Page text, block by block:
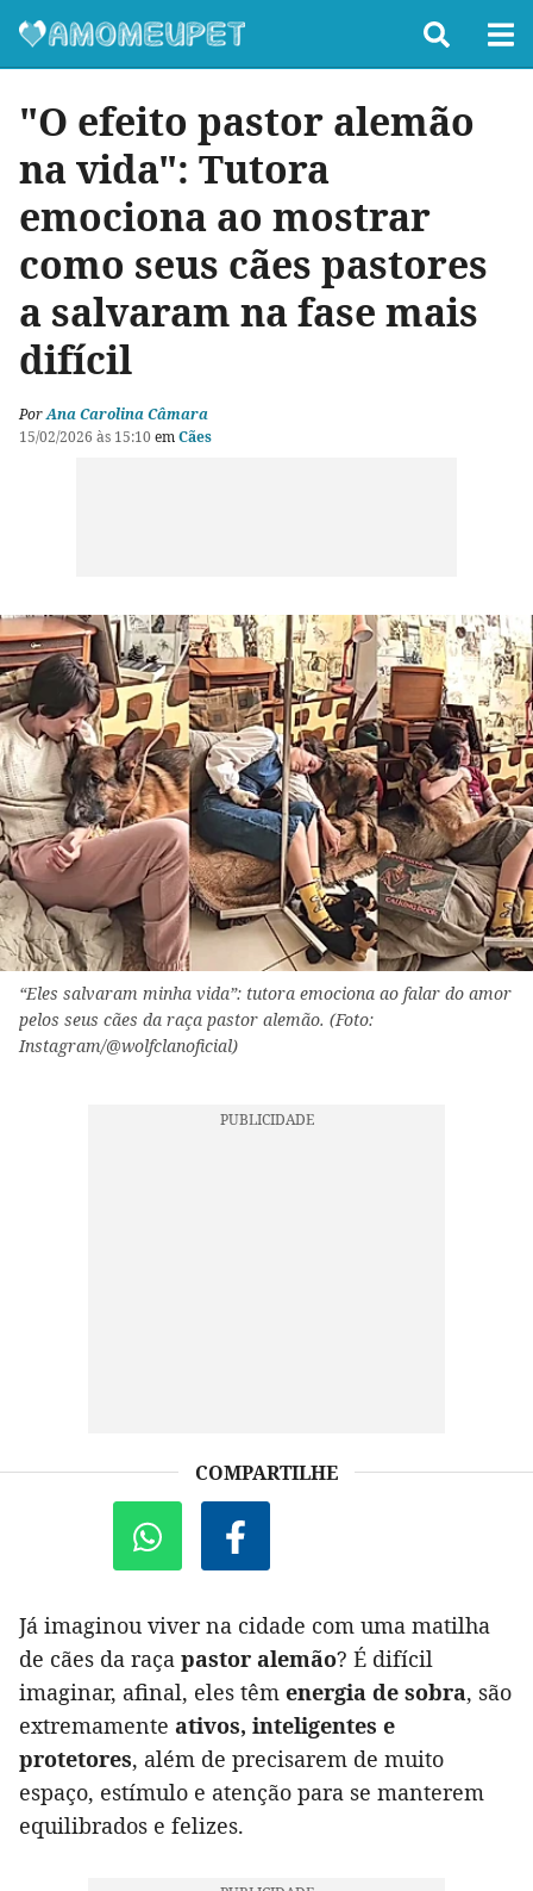
"O efeito pastor alemão
na vida": Tutora
emociona ao mostrar
como seus cães pastores
a salvaram na fase mais
difícil
PorAna Carolina Câmara
15/02/2026 às 15:10 emCães
“Eles salvaram minha vida”: tutora emociona ao falar do amor
pelos seus cães da raça pastor alemão. (Foto:
Instagram/@wolfclanoficial)
COMPARTILHE
Já imaginou viver na cidade com uma matilha
de cães da raça pastor alemão? É difícil
imaginar, afinal, eles têm energia de sobra, são
extremamente ativos, inteligentes e
protetores, além de precisarem de muito
espaço, estímulo e atenção para se manterem
equilibrados e felizes.